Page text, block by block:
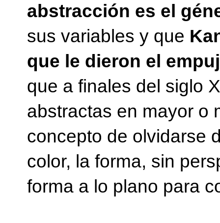
abstracción es el
sus variables y que
que le dieron el
que a finales del siglo
abstractas en mayor o
concepto de olvidarse
color, la forma, sin
forma a lo plano para